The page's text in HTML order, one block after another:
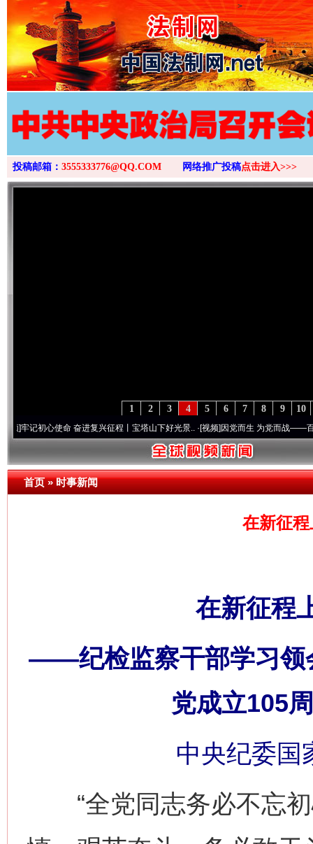
>
投稿邮箱： 3555333776@QQ.COM 网络推广投稿点击进入>>>
10
9
8
7
6
5
4
3
2
1
心使命 奋进复兴征程丨宝塔山下好光景..·[视频]因党而生 为党而战——百年“纪”事
首页»时事新闻
在新征
在新征程
——纪检监察干部学习领
党成立105
中央纪委国
“全党同志务必不忘初